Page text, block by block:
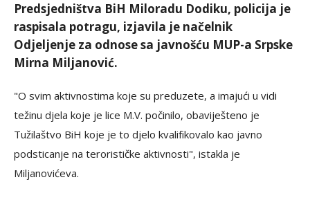
Predsjedništva BiH Miloradu Dodiku, policija je
raspisala potragu, izjavila je načelnik
Odjeljenje za odnose sa javnošću MUP-a Srpske
Mirna Miljanović.
"O svim aktivnostima koje su preduzete, a imajući u vidi
težinu djela koje je lice M.V. počinilo, obaviješteno je
Tužilaštvo BiH koje je to djelo kvalifikovalo kao javno
podsticanje na terorističke aktivnosti", istakla je
Miljanovićeva.